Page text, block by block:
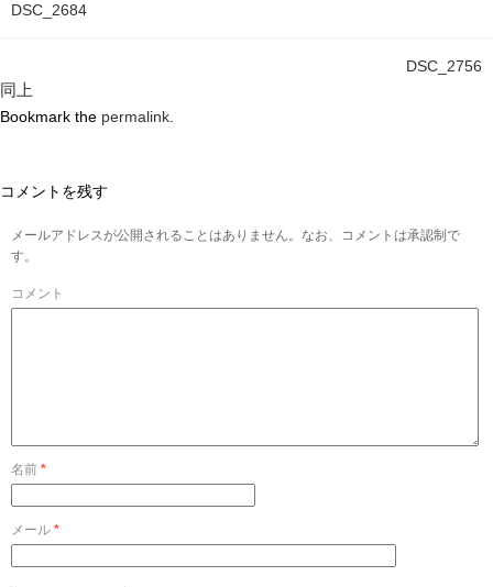
DSC_2684
DSC_2756
同上
Bookmark the permalink
コメントを残す
メールアドレスが公開されることはありません。なお、コメントは承認制で
す。
コメント
名前 *
メール *